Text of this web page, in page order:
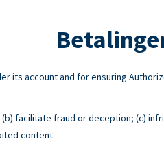
its account and for ensuring
facilitate fraud or deception; (c)
content.